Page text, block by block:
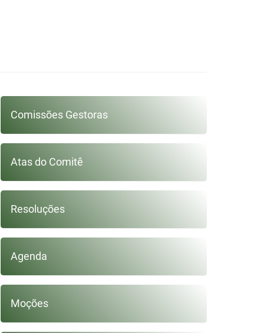
DO
Comissões Gestoras
Atas do Comitê
Resoluções
Agenda
Moções